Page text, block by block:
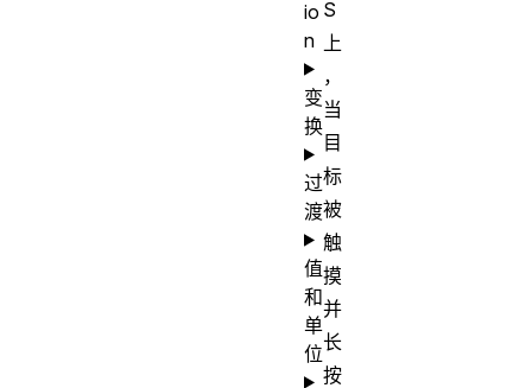
S
上
，
当
目
标
被
触
摸
并
长
按
io
n
变
换
过
渡
值
和
单
位